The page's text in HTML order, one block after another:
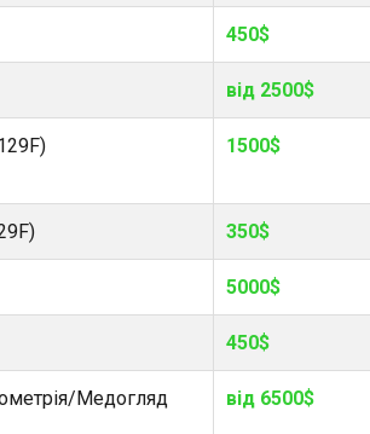
450$
від 2500$
1500$
350$
5000$
450$
Медогляд
від 6500$